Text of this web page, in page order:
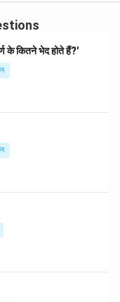
जाता है।
के कितने भेद होते हैं?'